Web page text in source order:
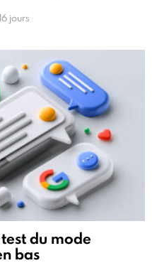
jours
du mode
bas